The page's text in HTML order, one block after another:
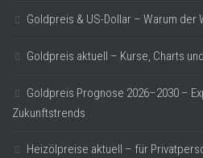
Goldpreis & US-Dollar – Warum
Goldpreis aktuell – Kurse, Charts
Goldpreis Prognose 2026–2030 –
Zukunftstrends
Heizölpreise aktuell – für